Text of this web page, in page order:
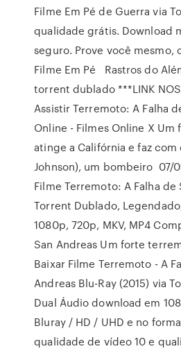
Filme Em Pé de Guerra via
qualidade grátis. Download
seguro. Prove você mesmo,
Filme Em Pé Rastros do
torrent dublado ***LINK NOS
Assistir Terremoto: A Falha
Online - Filmes Online X
atinge a Califórnia e faz com
Johnson), um bombeiro 07/
Filme Terremoto: A Falha de
Torrent Dublado,
1080p, 720p, MKV, MP4
San Andreas Um forte
Baixar Filme Terremoto - A
Andreas Blu-Ray (2015) via
Dual Áudio download em
Bluray / HD / UHD e no
qualidade de vídeo 10 e